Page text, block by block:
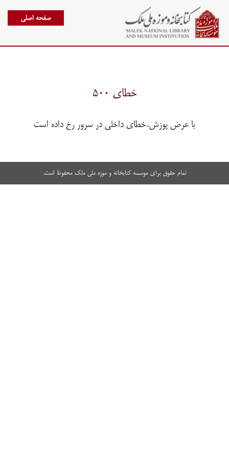
صفحه اصلی
خطای ۵۰۰
با عرض پوزش،خطای داخلی در سرور رخ داده است
تمام حقوق برای موسسه کتابخانه و موزه ملی ملک محفوظ است.